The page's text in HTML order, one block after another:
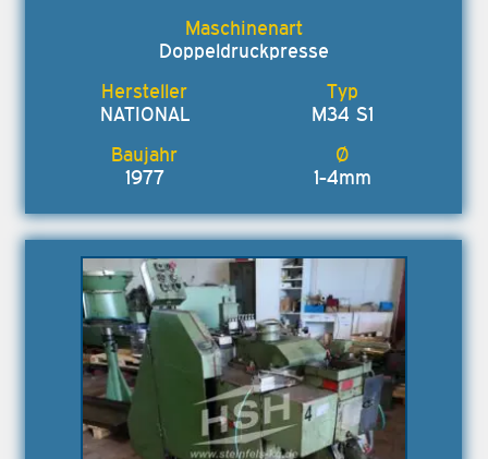
Doppeldruckpresse
NATIONAL M34 S1
1977 1-4mm